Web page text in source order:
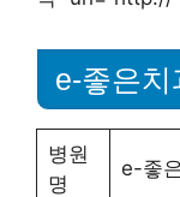
e-좋은치
병원
명
e-좋